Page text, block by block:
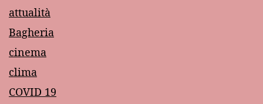
attualità
Bagheria
cinema
clima
COVID 19